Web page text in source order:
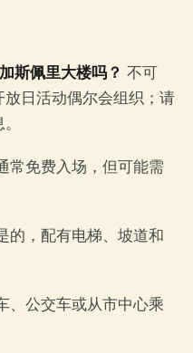
斯佩里大楼吗？ 不可
日活动偶尔会组织；请
常免费入场，但可能需
的，配有电梯、坡道和
、公交车或从市中心乘